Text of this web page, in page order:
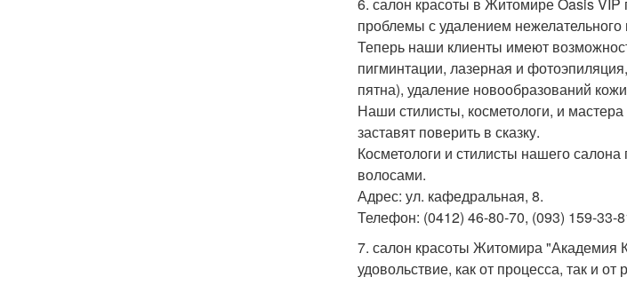
проблемы с удалением
Теперь наши клиенты имеют
пигминтации, лазерная и
пятна), удаление новообразований
Наши стилисты, косметологи, и
заставят поверить в сказку.
Косметологи и стилисты нашего
волосами.
Адрес: ул. кафедральная, 8.
Телефон: (0412) 46-80-70, (093) 159-33-
7. салон красоты Житомира "Академия
удовольствие, как от процесса, так и